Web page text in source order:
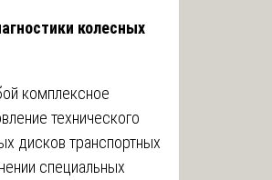
колесных
комплексное
технического
дисков транспортных
специальных